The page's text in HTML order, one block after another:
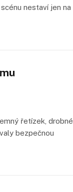
nestaví jen na
řetízek, drobné
bezpečnou